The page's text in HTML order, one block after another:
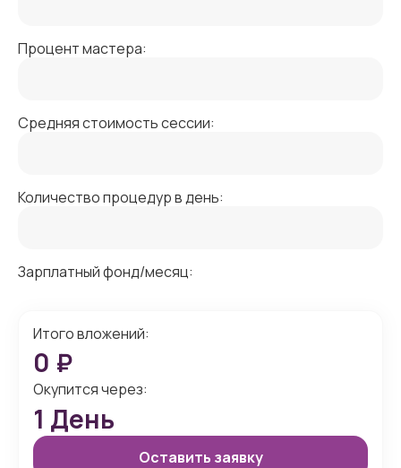
Процент мастера:
Средняя стоимость сессии:
Количество процедур в день:
Зарплатный фонд/месяц:
Итого вложений:
0 ₽
Окупится через:
1 День
Оставить заявку